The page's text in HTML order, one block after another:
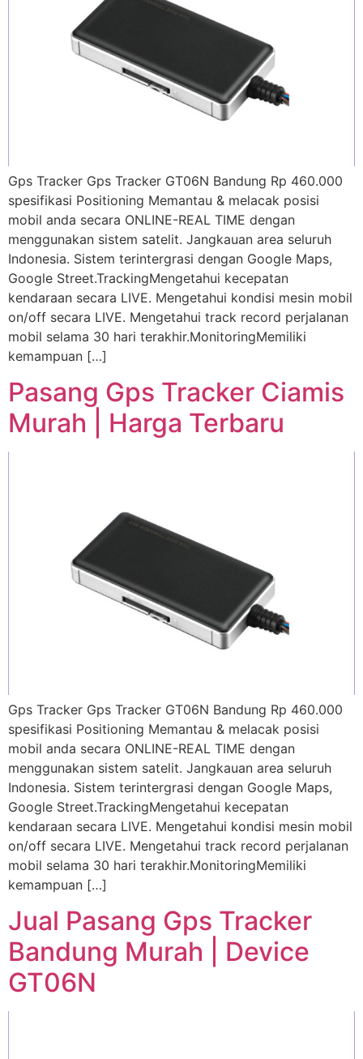
Gps Tracker Gps Tracker GT06N Bandung Rp 460.000
spesifikasi Positioning Memantau & melacak posisi
mobil anda secara ONLINE-REAL TIME dengan
menggunakan sistem satelit. Jangkauan area seluruh
Indonesia. Sistem terintergrasi dengan Google Maps,
Google Street.TrackingMengetahui kecepatan
kendaraan secara LIVE. Mengetahui kondisi mesin mobil
on/off secara LIVE. Mengetahui track record perjalanan
mobil selama 30 hari terakhir.MonitoringMemiliki
kemampuan […]
Pasang Gps Tracker Ciamis
Murah | Harga Terbaru
Gps Tracker Gps Tracker GT06N Bandung Rp 460.000
spesifikasi Positioning Memantau & melacak posisi
mobil anda secara ONLINE-REAL TIME dengan
menggunakan sistem satelit. Jangkauan area seluruh
Indonesia. Sistem terintergrasi dengan Google Maps,
Google Street.TrackingMengetahui kecepatan
kendaraan secara LIVE. Mengetahui kondisi mesin mobil
on/off secara LIVE. Mengetahui track record perjalanan
mobil selama 30 hari terakhir.MonitoringMemiliki
kemampuan […]
Jual Pasang Gps Tracker
Bandung Murah | Device
GT06N